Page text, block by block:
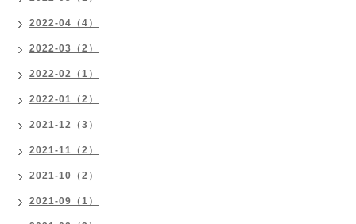
2022-04（4）
2022-03（2）
2022-02（1）
2022-01（2）
2021-12（3）
2021-11（2）
2021-10（2）
2021-09（1）